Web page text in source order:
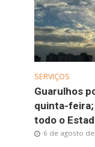
SERVIÇOS
Guarulhos
quinta-feira;
todo o
6 de agosto